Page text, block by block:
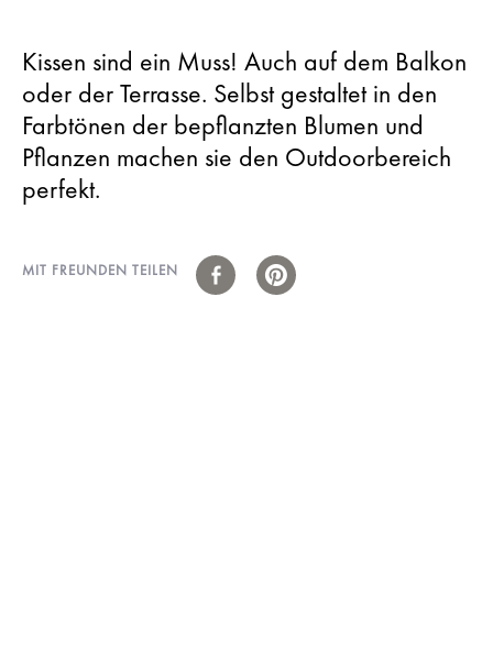
Kissen sind ein Muss! Auch auf dem Balkon
oder der Terrasse. Selbst gestaltet in den
Farbtönen der bepflanzten Blumen und
Pflanzen machen sie den Outdoorbereich
perfekt.
MIT FREUNDEN TEILEN